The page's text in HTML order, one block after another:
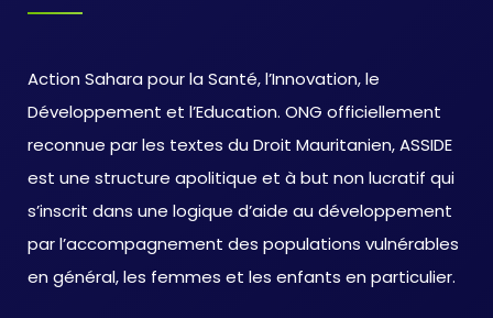
Action Sahara pour la Santé, l’Innovation, le
Développement et l’Education. ONG officiellement
reconnue par les textes du Droit Mauritanien, ASSIDE
est une structure apolitique et à but non lucratif qui
s’inscrit dans une logique d’aide au développement
par l’accompagnement des populations vulnérables
en général, les femmes et les enfants en particulier.